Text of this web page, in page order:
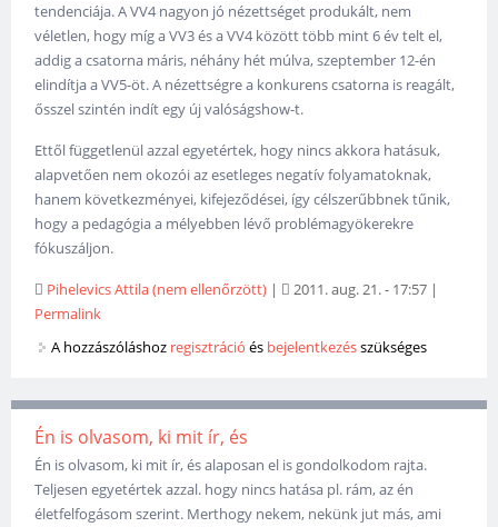
tendenciája. A VV4 nagyon jó nézettséget produkált, nem
véletlen, hogy míg a VV3 és a VV4 között több mint 6 év telt el,
addig a csatorna máris, néhány hét múlva, szeptember 12-én
elindítja a VV5-öt. A nézettségre a konkurens csatorna is reagált,
ősszel szintén indít egy új valóságshow-t.
Ettől függetlenül azzal egyetértek, hogy nincs akkora hatásuk,
alapvetően nem okozói az esetleges negatív folyamatoknak,
hanem következményei, kifejeződései, így célszerűbbnek tűnik,
hogy a pedagógia a mélyebben lévő problémagyökerekre
fókuszáljon.
Pihelevics Attila (nem ellenőrzött) | 2011. aug. 21. - 17:57 |
Permalink
A hozzászóláshoz regisztráció és bejelentkezésszükséges
Én is olvasom, ki mit ír, és
Én is olvasom, ki mit ír, és alaposan el is gondolkodom rajta.
Teljesen egyetértek azzal. hogy nincs hatása pl. rám, az én
életfelfogásom szerint. Merthogy nekem, nekünk jut más, ami